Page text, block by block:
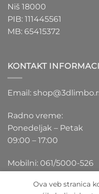
Niš 18000
PIB: 111445561
MB: 65415372
KONTAKT
Email:
Radno vreme:
Ponedeljak – Petak
09:00 – 17:00
Mobilni: 061/5000-526
Ova veb stranica